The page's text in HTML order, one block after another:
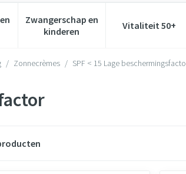
verzorging en hygiëne categorie
voor Dieet, voeding en vitamines
Zwangerschap en
kinderenToon submenu voorVitaliteit 50+
Toon
/ Zonnecrèmes / SPF < 15 Lage